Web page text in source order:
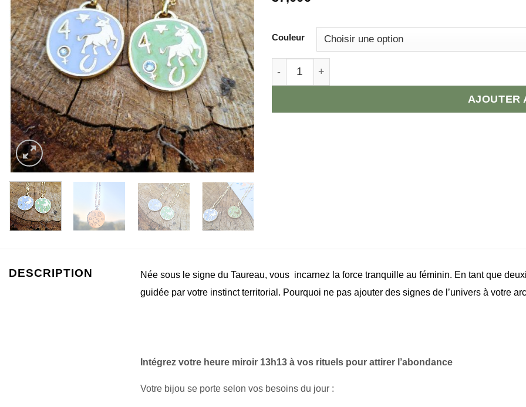
Couleur
quantité de Collier Taureau Heure Miroir
AJOUTER
DESCRIPTION
Née sous le signe du Taureau, vous incarnez la force tranquille au féminin. En tant que
guidée par votre instinct territorial. Pourquoi ne pas ajouter des signes de l’univers à votre
Intégrez votre heure miroir 13h13 à vos rituels pour attirer l’abondance
Votre bijou se porte selon vos besoins du jour :